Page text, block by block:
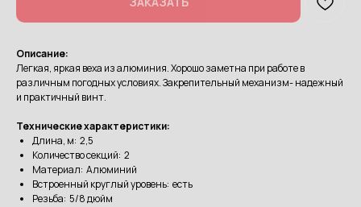
Описание:
Легкая, яркая веха из алюминия. Хорошо заметна при работе в
различным погодных условиях. Закрепительный механизм- надежный
и практичный винт.
Технические характеристики:
Длина, м: 2,5
Количество секций: 2
Материал: Алюминий
Встроенный круглый уровень: есть
Резьба: 5/8 дюйм